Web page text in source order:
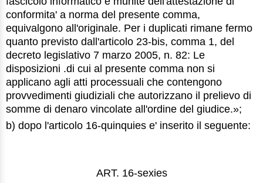
conformita' a norma del presente comma,
equivalgono all'originale. Per i duplicati rimane fermo
quanto previsto dall'articolo 23-bis, comma 1, del
decreto legislativo 7 marzo 2005, n. 82: Le
disposizioni .di cui al presente comma non si
applicano agli atti processuali che contengono
provvedimenti giudiziali che autorizzano il prelievo di
somme di denaro vincolate all'ordine del giudice.»;
b) dopo l'articolo 16-quinquies e' inserito il seguente:
ART. 16-sexies